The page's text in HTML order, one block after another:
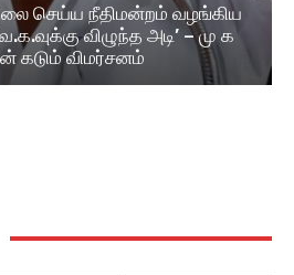
செய்ய நீதிமன்றம் வழங்கிய
விழுந்த அடி’ – மு க
கடும் விமர்சனம்